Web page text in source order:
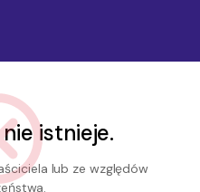
istnieje.
lub ze względów